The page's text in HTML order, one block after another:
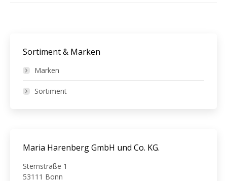
Sortiment & Marken
Marken
Sortiment
Maria Harenberg GmbH und Co. KG.
Sternstraße 1
53111 Bonn